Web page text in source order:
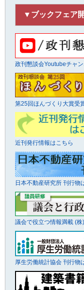
▼ブックフェア
政刊懇談会Youtubeチャ
第25回ほんづくり大賞受
近刊発行情報はこちら
日本不動産研究所 刊行物
議会で役立つ情報満載 (株
厚生労働統計協会 刊行物